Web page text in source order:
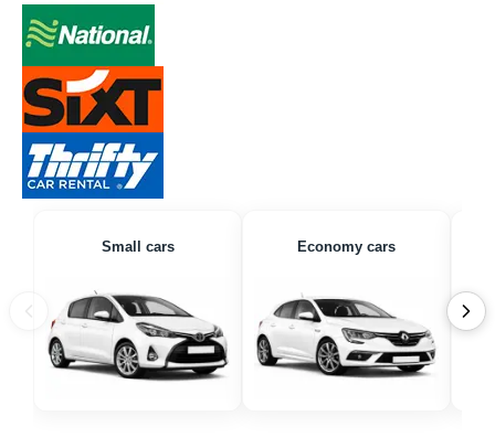
Small cars Economy cars